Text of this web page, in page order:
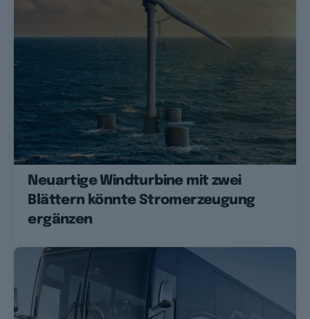
Neuartige Windturbine mit zwei
Blättern könnte Stromerzeugung
ergänzen